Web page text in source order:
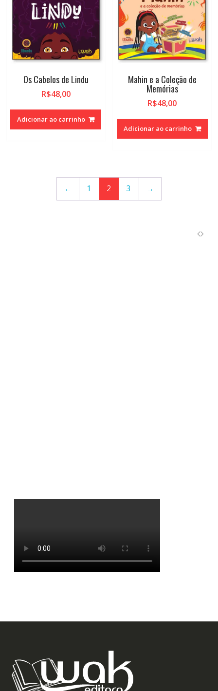
Os Cabelos de Lindu
R$48,00
Adicionar ao carrinho
Mahin e a Coleção de
Memórias
R$48,00
Adicionar ao carrinho
← 1 2 3 →